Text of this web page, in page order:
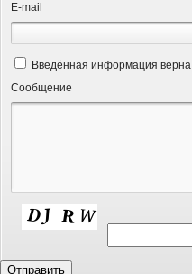
Е-mail
Введённая информация верна
Сообщение